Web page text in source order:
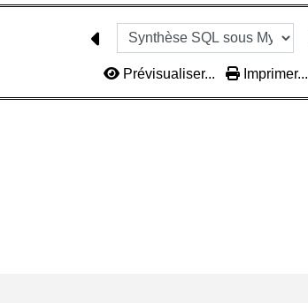
Prévisualiser... Imprimer...